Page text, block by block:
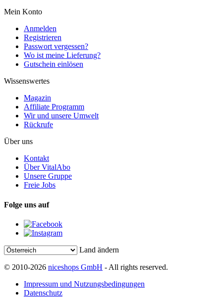
Mein Konto
Anmelden
Registrieren
Passwort vergessen?
Wo ist meine Lieferung?
Gutschein einlösen
Wissenswertes
Magazin
Affiliate Programm
Wir und unsere Umwelt
Rückrufe
Über uns
Kontakt
Über VitalAbo
Unsere Gruppe
Freie Jobs
Folge uns auf
Land ändern
© 2010-2026 niceshops GmbH - All rights reserved.
Impressum und Nutzungsbedingungen
Datenschutz